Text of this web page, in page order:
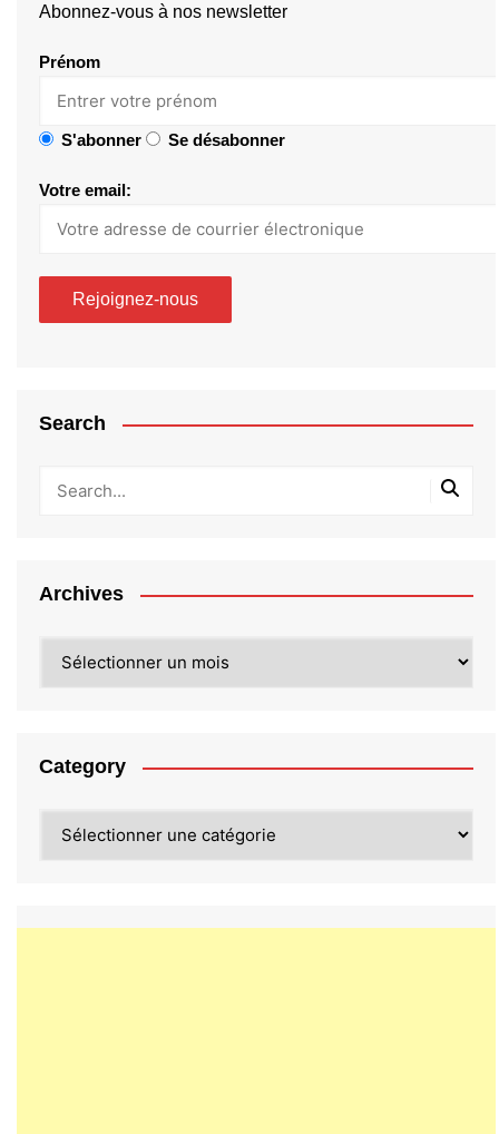
Abonnez-vous à nos newsletter
Prénom
S'abonner Se désabonner
Votre email:
Search
Archives
Category